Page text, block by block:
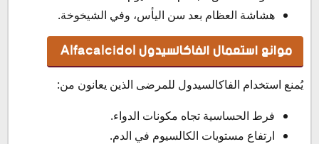
هشاشة العظام بعد سن اليأس، وفي الشيخوخة.
موانع استعمال الفاكالسيدولAlfacalcidol
يُمنع استخدام الفاكالسيدول للمرضى الذين يعانون من:
فرط الحساسية تجاه مكونات الدواء.
ارتفاع مستويات الكالسيوم في الدم.